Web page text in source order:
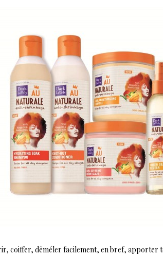
coiffer, dêméler facilement, en bref, apporter